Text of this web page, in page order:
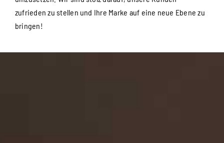
zufrieden zu stellen und Ihre Marke auf eine neue Ebene zu
bringen!